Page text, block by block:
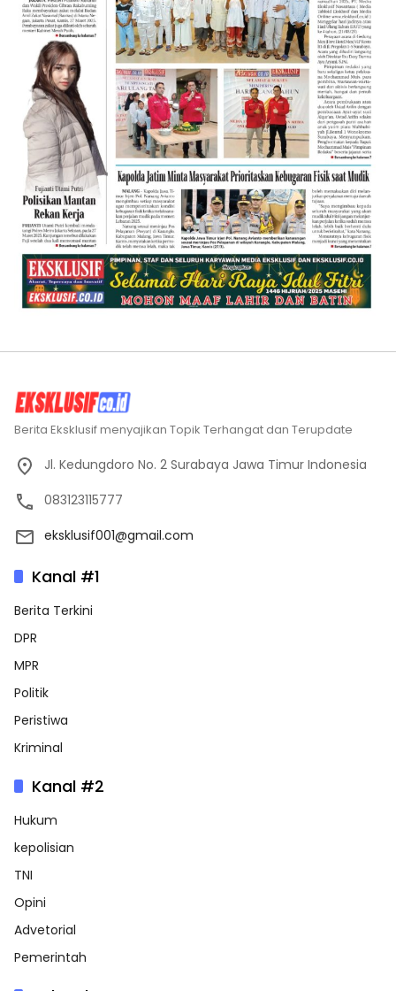
Berita Eksklusif menyajikan Topik Terhangat dan Terupdate
Jl. Kedungdoro No. 2 Surabaya Jawa Timur Indonesia
083123115777
eksklusif001@gmail.com
Kanal #1
Berita Terkini
DPR
MPR
Politik
Peristiwa
Kriminal
Kanal #2
Hukum
kepolisian
TNI
Opini
Advetorial
Pemerintah